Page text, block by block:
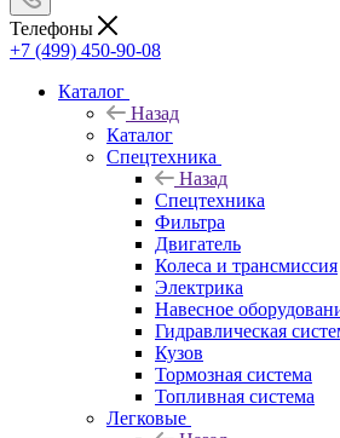
Телефоны
+7 (499) 450-90-08
Каталог
Назад
Каталог
Спецтехника
Назад
Спецтехника
Фильтра
Двигатель
Колеса и трансмиссия
Электрика
Навесное
Гидравлическая
Кузов
Тормозная система
Топливная система
Легковые